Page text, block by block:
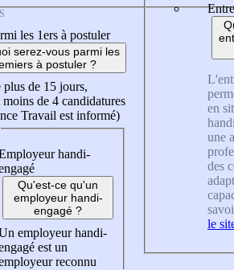
les 1ers à postuler
serez-vous parmi les
à postuler ?
plus de 15 jours,
de 4 candidatures
Travail est informé)
handi-
Qu'est-ce qu'un
employeur handi-
engagé ?
employeur handi-
est un
reconnu
en
une
des
le